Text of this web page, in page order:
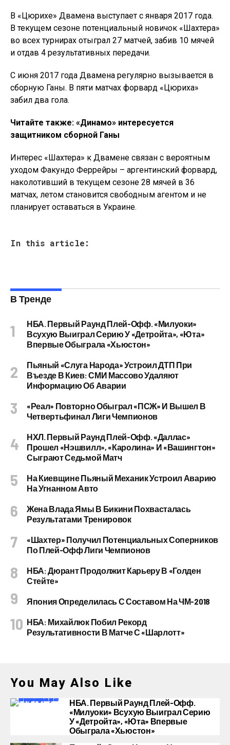
В «Цюрихе» Двамена выступает с января 2017 года.
В текущем сезоне потенциальный новичок «Шахтера»
во всех турнирах отыграл 27 матчей, забив 10 мячей
и отдав 4 результативных передачи.
С июня 2017 года Двамена регулярно вызывается в
сборную Ганы. В пяти матчах форвард «Цюриха»
забил два гола.
Читайте также: «Динамо» интересуется
защитником сборной Ганы
Интерес «Шахтера» к Двамене связан с вероятным
уходом Факундо Феррейры – аргентинский форвард,
наколотивший в текущем сезоне 28 мячей в 36
матчах, летом становится свободным агентом и не
планирует оставаться в Украине.
In this article:
В Тренде
НБА. Первый Раунд Плей-Офф. «Милуоки»
Всухую Выиграл Серию У «Детройта», «Юта»
Впервые Обыграла «Хьюстон»
Пьяный «слуга Народа» Устроил ДТП При
Въезде В Киев: СМИ Массово Удаляют
Информацию Об Аварии
«Реал» Повторно Обыграл «ПСЖ» И Вышел В
Четвертьфинал Лиги Чемпионов
НХЛ. Первый Раунд Плей-Офф. «Даллас»
Прошел «Нэшвилл», «Каролина» И «Вашингтон»
Сыграют Седьмой Матч
На Киевщине Пьяный Механик Устроил Аварию
На Угнанном Авто
Жена Влада Ямы В Бикини Похвасталась
Результатами Тренировок
«Шахтер» Получил Потенциальных Соперников
По Плей-Офф Лиги Чемпионов
НБА: Дюрант Продолжит Карьеру В «Голден
Стейте»
Япония Определилась С Составом На ЧМ-2018
НБА: Михайлюк Побил Рекорд
Результативности В Матче С «Шарлотт»
You May Also Like
НБА. Первый Раунд Плей-Офф.
«Милуоки» Всухую Выиграл Серию
У «Детройта», «Юта» Впервые
Обыграла «Хьюстон»